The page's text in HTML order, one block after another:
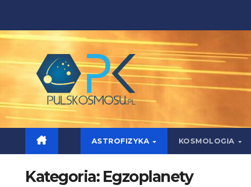
content
ASTROFIZYKA KOSMOLOGIA
Kategoria: Egzoplanety